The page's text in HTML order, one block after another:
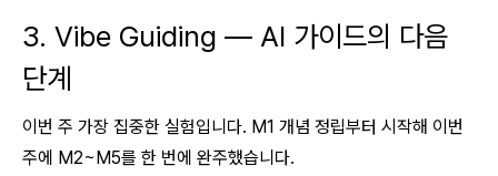
3. Vibe Guiding — AI 가이드의 다음
단계
이번 주 가장 집중한 실험입니다. M1 개념 정립부터 시작해 이번
주에 M2~M5를 한 번에 완주했습니다.